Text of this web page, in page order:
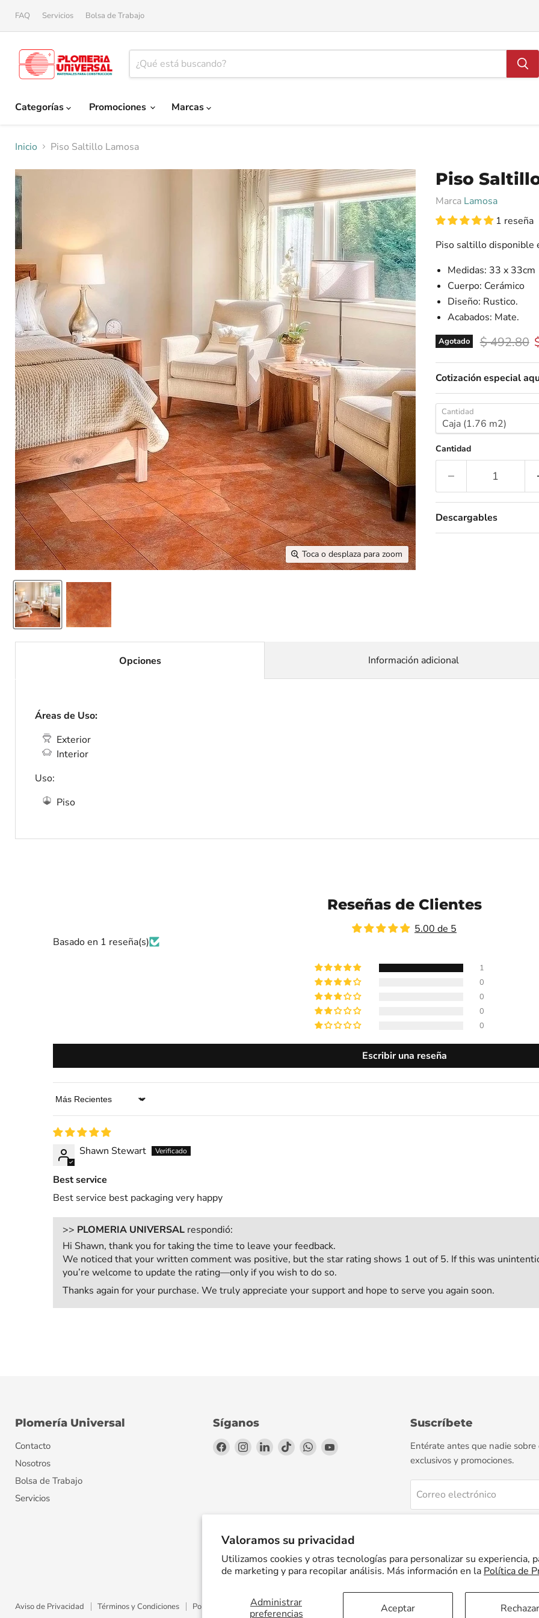
Valoramos su privacidad
Utilizamos cookies y otras tecnologías para personalizar su experiencia,
de marketing y para recopilar análisis. Más información en la Política de
Administrar
preferencias
Aceptar Rechazar
FAQ Servicios Bolsa de Trabajo
Categorías
Promociones Marcas
Inicio Piso Saltillo Lamosa
Toca o desplaza para zoom
Piso
Marca Lamosa
1 reseña
Piso saltillo disponible
Medidas: 33 x 33cm
Cuerpo: Cerámico
Diseño: Rustico.
Acabados: Mate.
Agotado Precio
$ 492.80
Cotización especial
Cantidad
Cantidad
Descargables
Opciones
Áreas de Uso:
Exterior
Interior
Uso:
Piso
Información adicional
Reseñas de Clientes
5.00 de 5
Basado en 1 reseña(s)
1
0
0
0
0
Escribir una reseña
Sort by
Shawn Stewart
Best service
Best service best packaging very happy
>> PLOMERIA UNIVERSAL respondió:
Hi Shawn, thank you for taking the time to leave your feedback.
We noticed that your written comment was positive, but the star rating shows 1 out of 5. If this was
you’re welcome to update the rating—only if you wish to do so.
Thanks again for your purchase. We truly appreciate your support and hope to serve you again soon.
Plomería Universal
Contacto
Nosotros
Bolsa de Trabajo
Servicios
Síganos
Encuéntrenos
Encuéntrenos
Encuéntrenos
Encuéntrenos
Encuéntrenos
Encuéntrenos
Suscríbete
Entérate antes que nadie sobre
exclusivos y promociones.
Correo electrónico
Aviso de Privacidad Términos y Condiciones Política de Envíos Facturación Electrónica Preguntas Frecuentes Términos del servicio